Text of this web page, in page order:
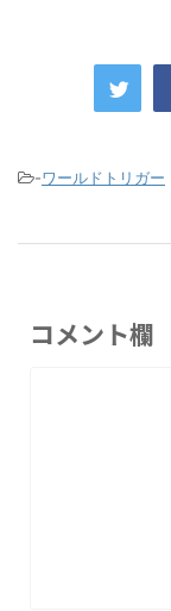
-ワールドトリガー
コメント欄